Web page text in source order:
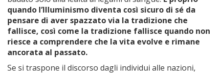
quando l’Illuminismo diventa così sicuro di sé da
pensare di aver spazzato via la tradizione che
fallisce, così come la tradizione fallisce quando non
riesce a comprendere che la vita evolve e rimane
ancorata al passato.
Se si traspone il discorso dagli individui alle nazioni,